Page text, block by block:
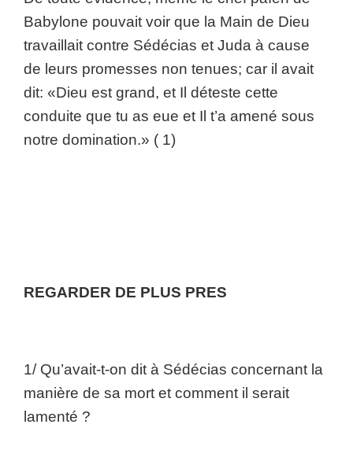
Babylone pouvait voir que la Main de Dieu
travaillait contre Sédécias et Juda à cause
de leurs promesses non tenues; car il avait
dit: «Dieu est grand, et Il déteste cette
conduite que tu as eue et Il t’a amené sous
notre domination.» ( 1)
REGARDER DE PLUS PRES
1/ Qu’avait-t-on dit à Sédécias concernant la
manière de sa mort et comment il serait
lamenté ?